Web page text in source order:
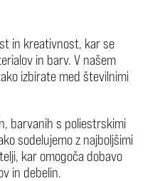
in kreativnost, kar se
in barv. V našem
izbirate med številnimi
barvanih s poliestrskimi
sodelujemo z najboljšimi
kar omogoča dobavo
in debelin.